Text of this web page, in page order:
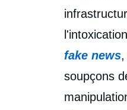
fake news
soupçons